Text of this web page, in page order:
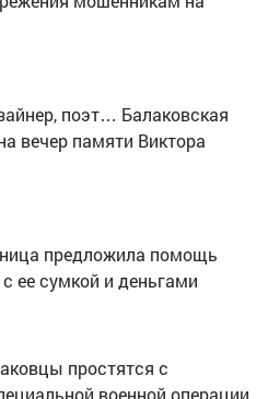
поэт… Балаковская
вечер памяти Виктора
предложила помощь
ее сумкой и деньгами
простятся с
военной операции